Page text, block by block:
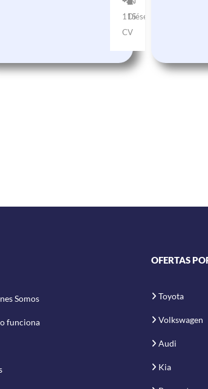
115
CV
Diésel
Somos
funciona
OFERTAS
Toyota
Volkswagen
Audi
Kia